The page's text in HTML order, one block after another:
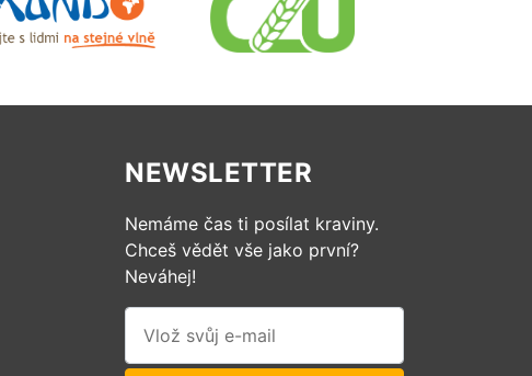
NEWSLETTER
Nemáme čas ti posílat kraviny.
Chceš vědět vše jako první?
Neváhej!